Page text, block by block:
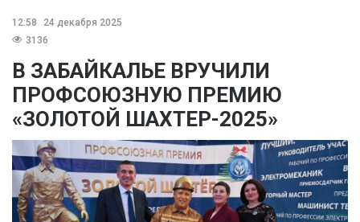
12:58
24 декабря 2025
3136
В ЗАБАЙКАЛЬЕ ВРУЧИЛИ
ПРОФСОЮЗНУЮ ПРЕМИЮ
«ЗОЛОТОЙ ШАХТЕР-2025»